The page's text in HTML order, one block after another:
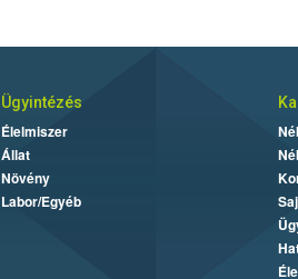
Ügyintézés
Élelmiszer
Állat
Növény
Labor/Egyéb